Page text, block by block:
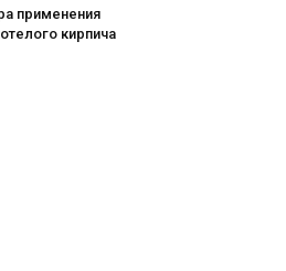
применения
кирпича